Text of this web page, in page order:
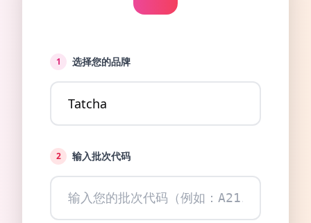
1 选择您的品牌
2 输入批次代码